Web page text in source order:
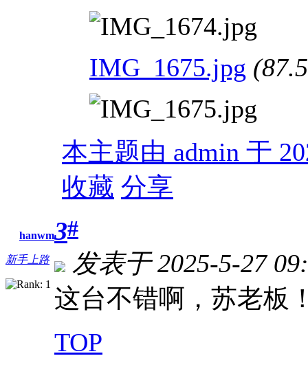
IMG_1675.jpg
本主题由 admin 于
收藏 分享
hanwm
新手上路
3#
发表于 2025-5-27
这台不错啊，苏老板
TOP